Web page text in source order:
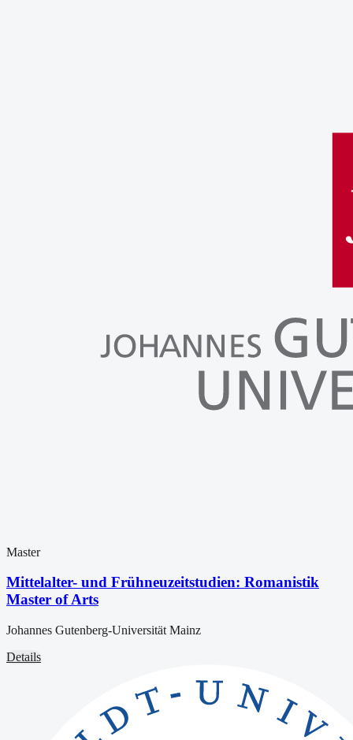
Master
Mittelalter- und Frühneuzeitstudien: Romanistik
Master of Arts
Johannes Gutenberg-Universität Mainz
Details